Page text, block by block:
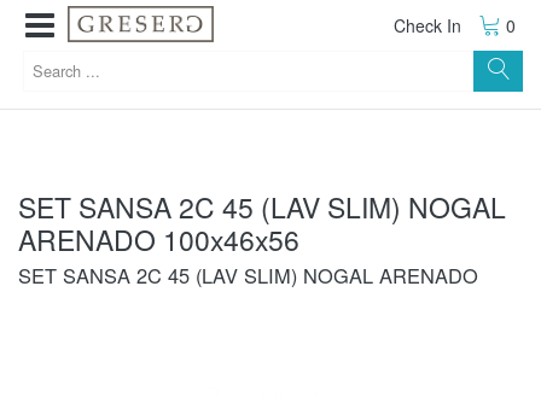
Check In 0
SET SANSA 2C 45 (LAV SLIM) NOGAL
ARENADO 100x46x56
SET SANSA 2C 45 (LAV SLIM) NOGAL ARENADO